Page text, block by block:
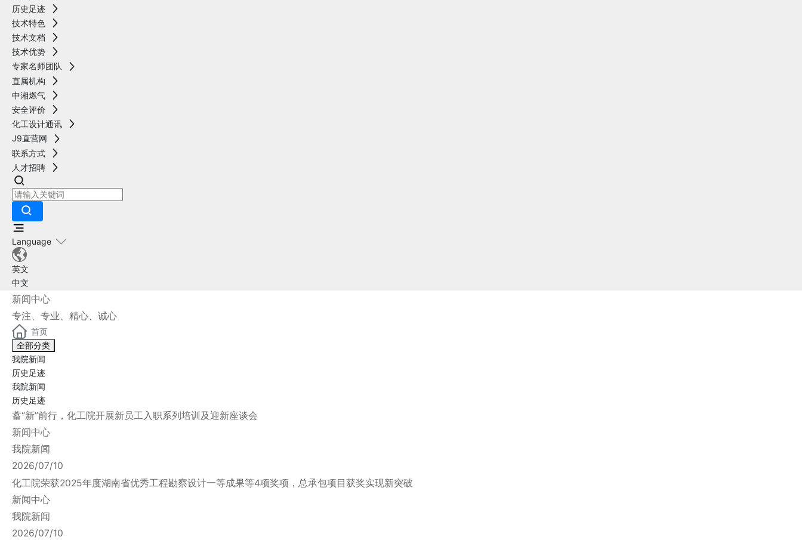
历史足迹
技术特色
技术文档
技术优势
专家名师团队
直属机构
中湘燃气
安全评价
化工设计通讯
J9直营网
联系方式
人才招聘
Language
英文
中文
新闻中心
专注、专业、精心、诚心
首页
全部分类
我院新闻
历史足迹
我院新闻
历史足迹
蓄“新”前行，化工院开展新员工入职系列培训及迎新座谈会
新闻中心
我院新闻
2026/07/10
化工院荣获2025年度湖南省优秀工程勘察设计一等成果等4项奖项，总承包项目获奖实现新突破
新闻中心
我院新闻
2026/07/10